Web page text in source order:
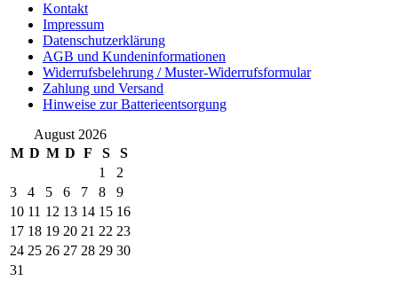
Kontakt
Impressum
Datenschutzerklärung
AGB und Kundeninformationen
Widerrufsbelehrung / Muster-Widerrufsformular
Zahlung und Versand
Hinweise zur Batterieentsorgung
August 2026
M D M D F S S
1
2
3
4 5 6 7 8
9
10 11 12 13 14 15 16
17 18 19 20 21 22 23
24 25 26 27 28 29 30
31